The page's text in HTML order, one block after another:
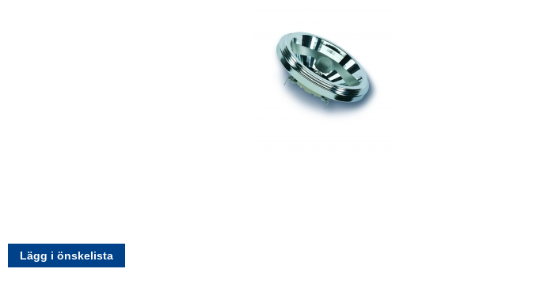
Lägg i önskelista